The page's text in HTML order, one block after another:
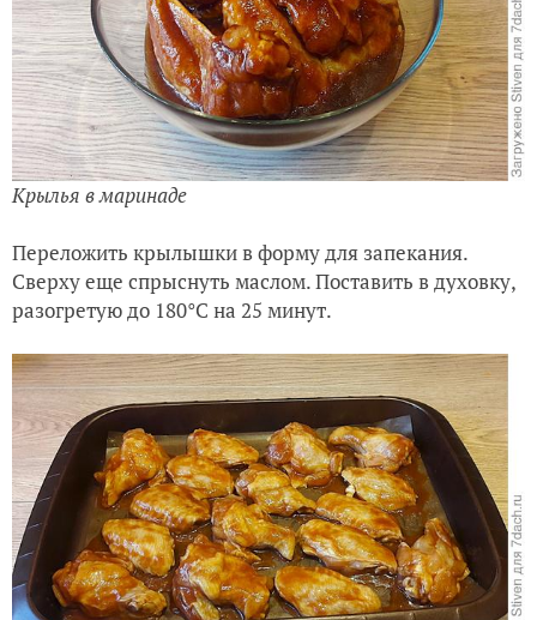
Крылья в маринаде
Переложить крылышки в форму для запекания.
Сверху еще спрыснуть маслом. Поставить в духовку,
разогретую до 180°C на 25 минут.